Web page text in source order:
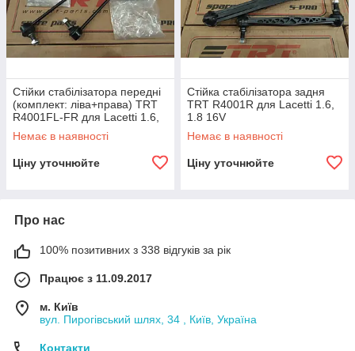
Стійки стабілізатора передні
(комплект: ліва+права) TRT
R4001FL-FR для Lacetti 1.6,
1.8 16V, Gentra, Nubira
Немає в наявності
Ціну уточнюйте
Стійка стабілізатора задня
TRT R4001R для Lacetti 1.6,
1.8 16V
Немає в наявності
Ціну уточнюйте
Про нас
100% позитивних з 338 відгуків за рік
Працює з 11.09.2017
м. Київ
вул. Пирогівський шлях, 34 , Київ, Україна
Контакти